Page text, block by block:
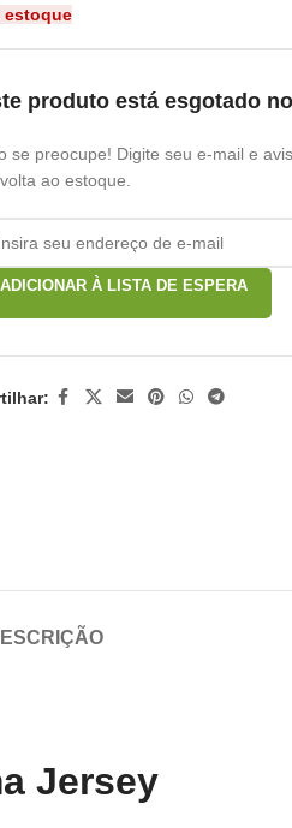
estoque
produto está esgotado
se preocupe! Digite seu e-mail e
ao estoque.
ADICIONAR À LISTA DE ESPERA
Jersey